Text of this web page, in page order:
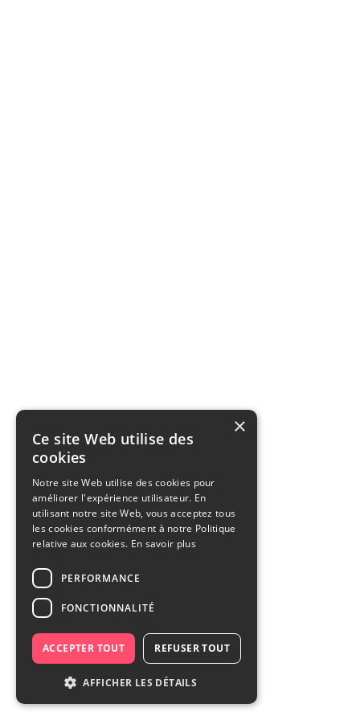
×
Ce site Web utilise des
cookies
Notre site Web utilise des cookies pour
améliorer l'expérience utilisateur. En
utilisant notre site Web, vous acceptez tous
les cookies conformément à notre Politique
relative aux cookies. En savoir plus
PERFORMANCE
FONCTIONNALITÉ
ACCEPTER TOUT REFUSER TOUT
AFFICHER LES DÉTAILS